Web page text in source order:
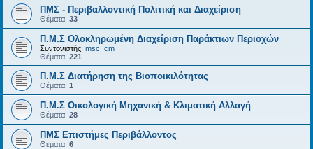
ΠΜΣ - Περιβαλλοντική Πολιτική και Διαχείριση
Θέματα: 33
Π.Μ.Σ Ολοκληρωμένη Διαχείριση Παράκτιων Περιοχών
Συντονιστής: msc_cm
Θέματα: 221
Π.Μ.Σ Διατήρηση της Βιοποικιλότητας
Θέματα: 1
Π.Μ.Σ Οικολογική Μηχανική & Κλιματική Αλλαγή
Θέματα: 28
ΠΜΣ Επιστήμες Περιβάλλοντος
Θέματα: 6